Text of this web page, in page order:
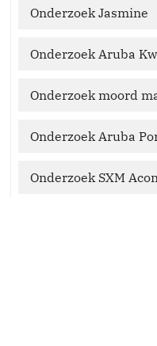
Onderzoek Jasmine
Onderzoek Aruba
Onderzoek moord
Onderzoek Aruba
Onderzoek SXM